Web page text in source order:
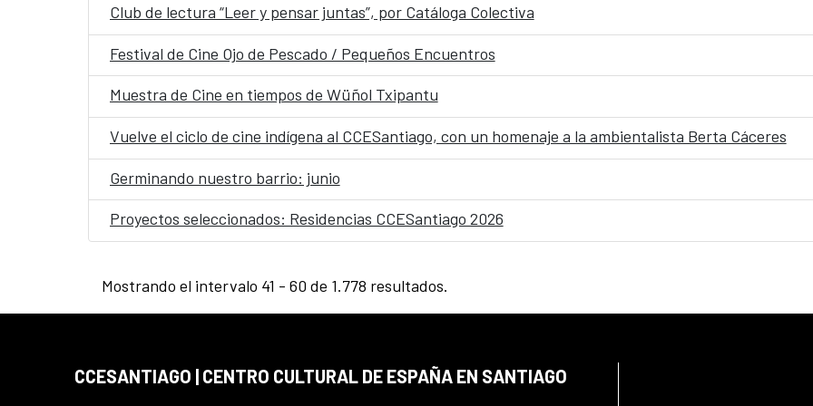
Club de lectura “Leer y pensar juntas”, por Catáloga Colectiva
Festival de Cine Ojo de Pescado / Pequeños Encuentros
Muestra de Cine en tiempos de Wüñol Txipantu
Vuelve el ciclo de cine indígena al CCESantiago, con un homenaje a la ambientalista Berta Cáceres
Germinando nuestro barrio: junio
Proyectos seleccionados: Residencias CCESantiago 2026
Mostrando el intervalo 41 - 60 de 1.778 resultados.
CCESANTIAGO | CENTRO CULTURAL DE ESPAÑA EN SANTIAGO